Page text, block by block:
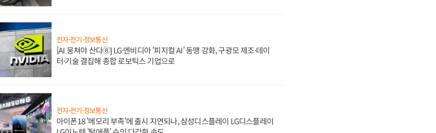
전자·전기·정보통신
[AI 뭉쳐야 산다⑧] LG·엔비디아 '피지컬 AI' 동맹 강화, 구광모 제조·데이
터·기술 결집해 종합 로보틱스 기업으로
전자·전기·정보통신
아이폰18 '메모리 부족'에 출시 지연되나, 삼성디스플레이 LG디스플레이